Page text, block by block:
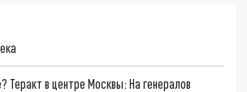
Теракт в центре Москвы: На генералов